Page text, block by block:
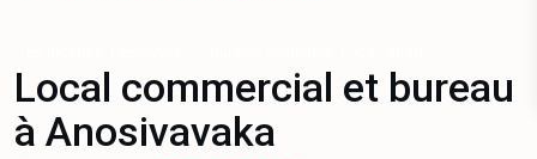
Local commercial et bureau
à Anosivavaka